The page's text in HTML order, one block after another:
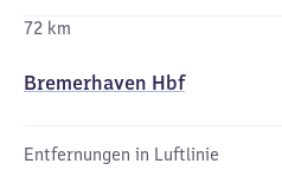
72 km
Bremerhaven Hbf
Entfernungen in Luftlinie